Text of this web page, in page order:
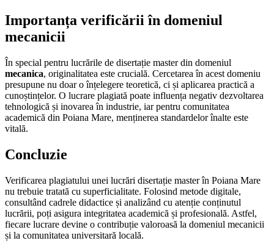
Importanța verificării în domeniul
mecanicii
În special pentru lucrările de disertație master din domeniul
mecanica, originalitatea este crucială. Cercetarea în acest domeniu
presupune nu doar o înțelegere teoretică, ci și aplicarea practică a
cunoștințelor. O lucrare plagiată poate influența negativ dezvoltarea
tehnologică și inovarea în industrie, iar pentru comunitatea
academică din Poiana Mare, menținerea standardelor înalte este
vitală.
Concluzie
Verificarea plagiatului unei lucrări disertație master în Poiana Mare
nu trebuie tratată cu superficialitate. Folosind metode digitale,
consultând cadrele didactice și analizând cu atenție conținutul
lucrării, poți asigura integritatea academică și profesională. Astfel,
fiecare lucrare devine o contribuție valoroasă la domeniul mecanicii
și la comunitatea universitară locală.